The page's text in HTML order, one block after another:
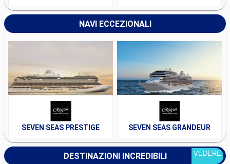
NAVI ECCEZIONALI
SEVEN SEAS PRESTIGE SEVEN SEAS GRANDEUR
DESTINAZIONI INCREDIBILI VEDERE